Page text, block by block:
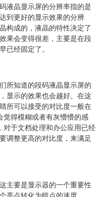
液晶显示屏的分辨率指的是
到更好的显示效果的分辨
构成的，液晶的特性决定了
果会变得很差，主要是在段
已经固定了。
所知道的段码液晶显示屏的
显示的效果也会越好。在这
所可以接受的对比度一般在
得模糊或者有灰懵懵的感
于文档处理和办公应用已经
调整更高的对比度，来满足
主要是显示器的一个重要性
亮点转化为暗点的速度。